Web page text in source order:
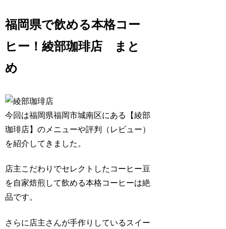
福岡県で飲める本格コー
ヒー！綾部珈琲店 まと
め
今回は福岡県福岡市城南区にある
【綾部
珈琲店】のメニューや評判（レビュー）
を紹介してきました。
店主こだわりでセレクトしたコーヒー豆
を自家焙煎して飲める本格コーヒーは絶
品です。
さらに店主さんが手作りしているスイー